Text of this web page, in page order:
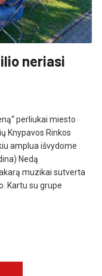
neriasi
perliukai miesto
Knypavos Rinkos
amplua išvydome
Nedą
muzikai sutverta
Kartu su grupe